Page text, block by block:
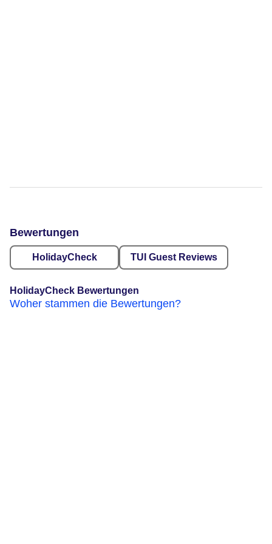
Bewertungen
HolidayCheck TUI Guest Reviews
HolidayCheck Bewertungen
Woher stammen die Bewertungen?